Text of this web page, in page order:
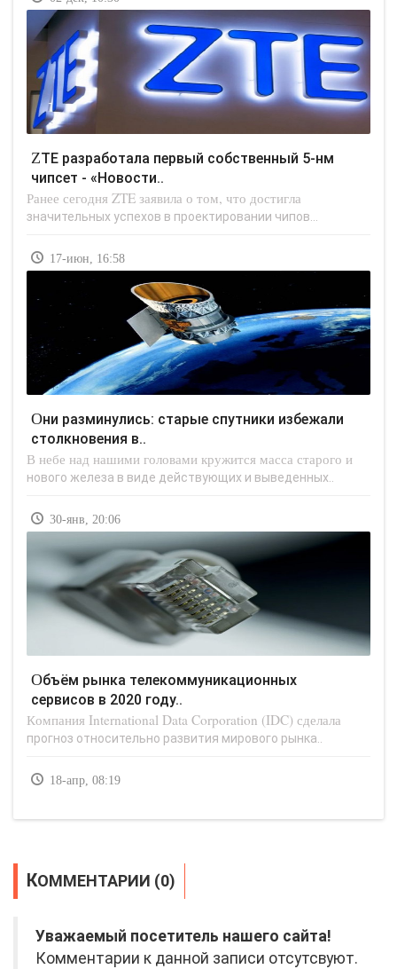
ZTE разработала первый собственный 5-нм
чипсет - «Новости..
Ранее сегодня ZTE заявила о том, что достигла
значительных успехов в проектировании чипов...
17-июн, 16:58
Они разминулись: старые спутники избежали
столкновения в..
В небе над нашими головами кружится масса старого и
нового железа в виде действующих и выведенных..
30-янв, 20:06
Объём рынка телекоммуникационных
сервисов в 2020 году..
Компания International Data Corporation (IDC) сделала
прогноз относительно развития мирового рынка..
18-апр, 08:19
КОММЕНТАРИИ (0)
Уважаемый посетитель нашего сайта!
Комментарии к данной записи отсутсвуют.